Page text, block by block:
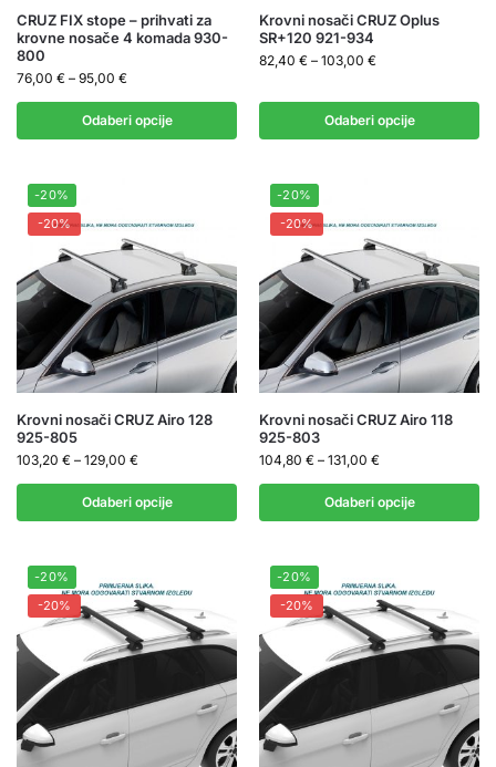
CRUZ FIX stope – prihvati za
krovne nosače 4 komada 930-
800
76,00 € – 95,00 €
Odaberi opcije
Krovni nosači CRUZ Oplus
SR+120 921-934
82,40 € – 103,00 €
Odaberi opcije
-20%
-20%
Krovni nosači CRUZ Airo 128
925-805
103,20 € – 129,00 €
Odaberi opcije
-20%
-20%
Krovni nosači CRUZ Airo 118
925-803
104,80 € – 131,00 €
Odaberi opcije
-20%
-20%
-20%
-20%